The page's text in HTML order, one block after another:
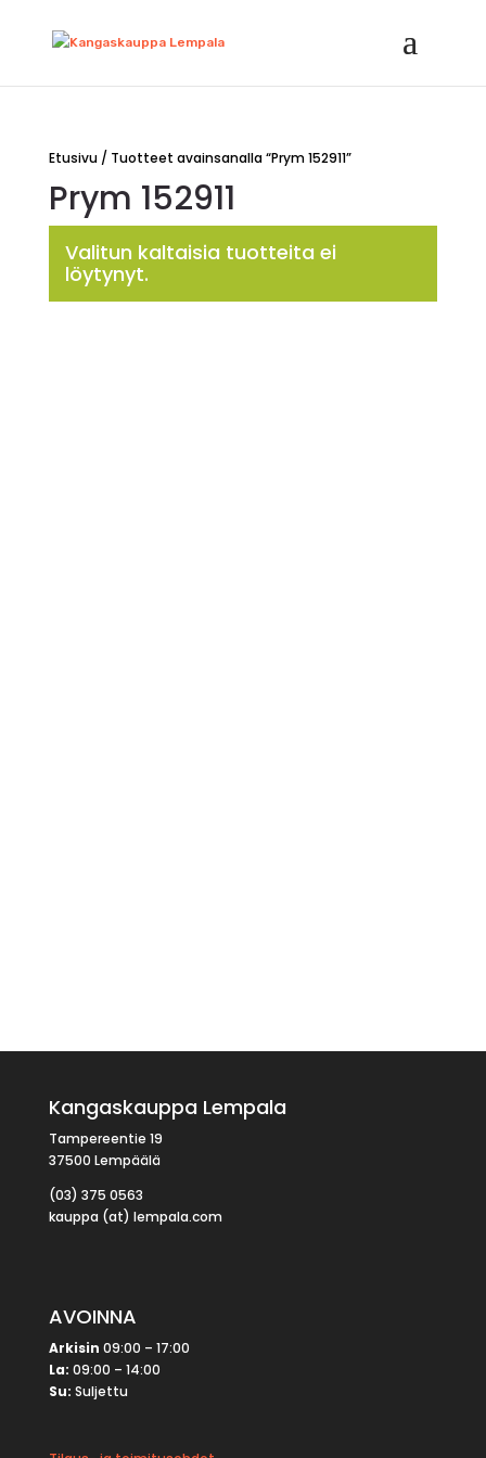
Etusivu/ Tuotteet avainsanalla “Prym 152911”
Prym 152911
Valitun kaltaisia tuotteita ei
löytynyt.
Kangaskauppa Lempala
Tampereentie 19
37500 Lempäälä
(03) 375 0563
kauppa (at) lempala.com
AVOINNA
Arkisin 09:00 – 17:00
La: 09:00 – 14:00
Su: Suljettu